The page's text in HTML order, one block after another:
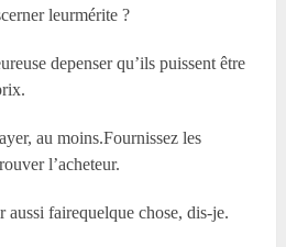
leurmérite ?
depenser qu’ils puissent être
au moins.Fournissez les
l’acheteur.
fairequelque chose, dis-je.